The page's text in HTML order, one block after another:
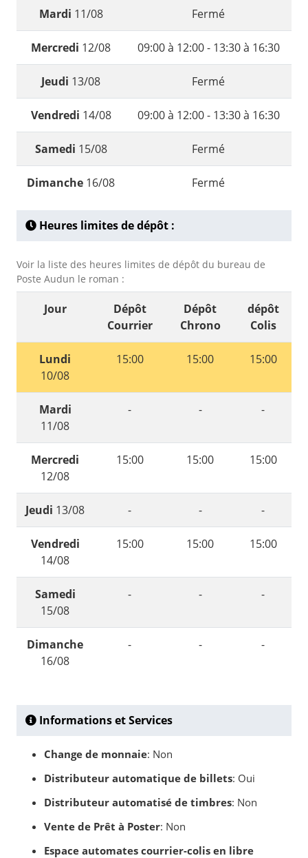
Mardi 11/08 Fermé
Mercredi 12/08 09:00 à 12:00 - 13:30 à 16:30
Jeudi 13/08 Fermé
Vendredi 14/08 09:00 à 12:00 - 13:30 à 16:30
Samedi 15/08 Fermé
Dimanche 16/08 Fermé
Heures limites de dépôt :
Voir la liste des heures limites de dépôt du bureau de
Poste Audun le roman :
Jour
Dépôt
Courrier
Dépôt
Chrono
dépôt
Colis
Lundi
10/08
15:00 15:00 15:00
Mardi
11/08
- - -
Mercredi
12/08
15:00 15:00 15:00
Jeudi 13/08 - - -
Vendredi
14/08
15:00 15:00 15:00
Samedi
15/08
- - -
Dimanche
16/08
- - -
Informations et Services
Change de monnaie: Non
Distributeur automatique de billets: Oui
Distributeur automatisé de timbres: Non
Vente de Prêt à Poster: Non
Espace automates courrier-colis en libre